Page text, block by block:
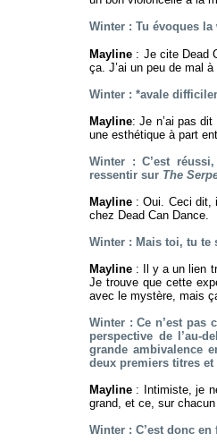
Winter : Tu évoques
Mayline : Je cite Dead
ça. J’ai un peu de mal
Winter : *avale
Mayline: Je n’ai pas
une esthétique à part
Winter : C’est
ressentir sur The
Mayline : Oui. Ceci dit,
chez Dead Can Dance.
Winter : Mais toi, tu te
Mayline : Il y a un lien
Je trouve que cette
avec le mystère, mais
Winter : Ce n’est pas
perspective de l’au-
grande ambivalence
deux premiers titres
Mayline : Intimiste, je
grand, et ce, sur
Winter : C’est donc